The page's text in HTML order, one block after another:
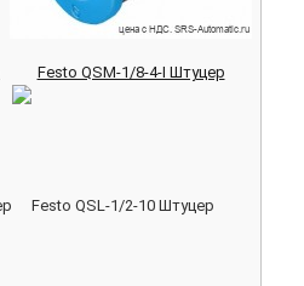
Festo QSM-1/8-4-I Штуцер